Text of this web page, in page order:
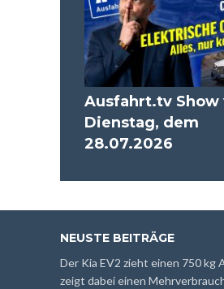
Ausfahrt.tv Show
Dienstag, dem
28.07.2026
NEUSTE BEITRÄGE
Der Kia EV2 zieht einen 750 kg
zeigt dabei einen